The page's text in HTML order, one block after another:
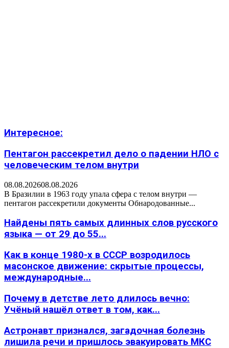
Интересное:
Пентагон рассекретил дело о падении НЛО с
человеческим телом внутри
08.08.202608.08.2026
В Бразилии в 1963 году упала сфера с телом внутри —
пентагон рассекретили документы Обнародованные...
Найдены пять самых длинных слов русского
языка — от 29 до 55...
Как в конце 1980-х в СССР возродилось
масонское движение: скрытые процессы,
международные...
Почему в детстве лето длилось вечно:
Учёный нашёл ответ в том, как...
Астронавт признался, загадочная болезнь
лишила речи и пришлось эвакуировать МКС